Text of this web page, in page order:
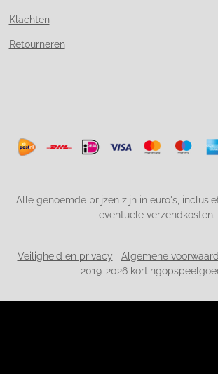
Klachten
Retourneren
Alle genoemde prijzen zijn in euro's,
eventuele verzendkosten.
Veiligheid en privacy Algemene
2019-2026